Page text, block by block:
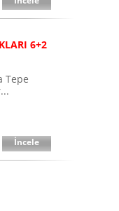
6+2
Tepe
İncele